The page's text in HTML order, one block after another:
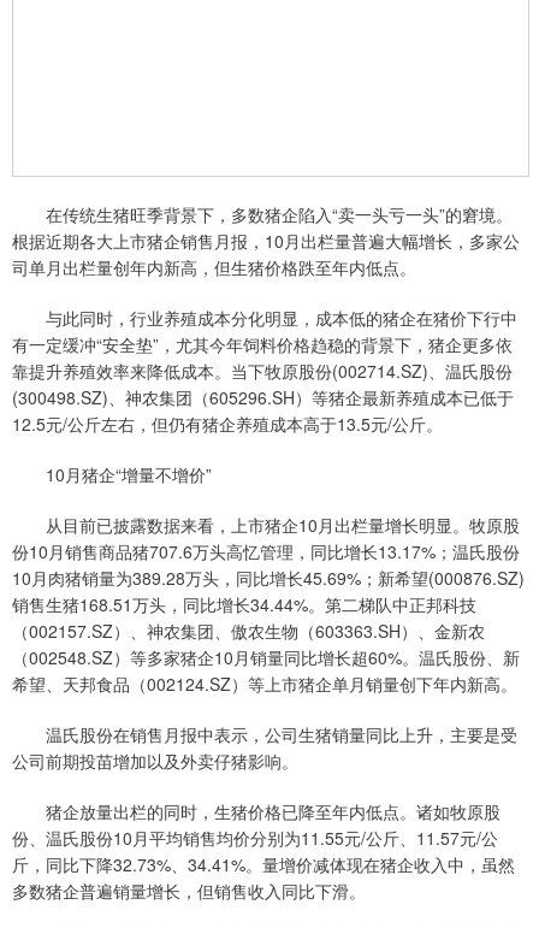
在传统生猪旺季背景下，多数猪企陷入“卖一头亏一头”的窘境。
根据近期各大上市猪企销售月报，10月出栏量普遍大幅增长，多家公
司单月出栏量创年内新高，但生猪价格跌至年内低点。
与此同时，行业养殖成本分化明显，成本低的猪企在猪价下行中
有一定缓冲“安全垫”，尤其今年饲料价格趋稳的背景下，猪企更多依
靠提升养殖效率来降低成本。当下牧原股份(002714.SZ)、温氏股份
(300498.SZ)、神农集团（605296.SH）等猪企最新养殖成本已低于
12.5元/公斤左右，但仍有猪企养殖成本高于13.5元/公斤。
10月猪企“增量不增价”
从目前已披露数据来看，上市猪企10月出栏量增长明显。牧原股
份10月销售商品猪707.6万头高忆管理，同比增长13.17%；温氏股份
10月肉猪销量为389.28万头，同比增长45.69%；新希望(000876.SZ)
销售生猪168.51万头，同比增长34.44%。第二梯队中正邦科技
（002157.SZ）、神农集团、傲农生物（603363.SH）、金新农
（002548.SZ）等多家猪企10月销量同比增长超60%。温氏股份、新
希望、天邦食品（002124.SZ）等上市猪企单月销量创下年内新高。
温氏股份在销售月报中表示，公司生猪销量同比上升，主要是受
公司前期投苗增加以及外卖仔猪影响。
猪企放量出栏的同时，生猪价格已降至年内低点。诸如牧原股
份、温氏股份10月平均销售均价分别为11.55元/公斤、11.57元/公
斤，同比下降32.73%、34.41%。量增价减体现在猪企收入中，虽然
多数猪企普遍销量增长，但销售收入同比下滑。